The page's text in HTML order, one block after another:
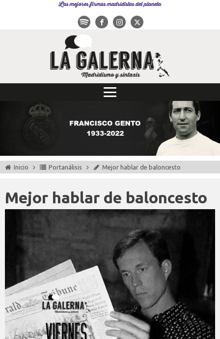
Las mejores firmas madridistas del planeta
Inicio Portanálisis Mejor hablar de baloncesto
Mejor hablar de baloncesto